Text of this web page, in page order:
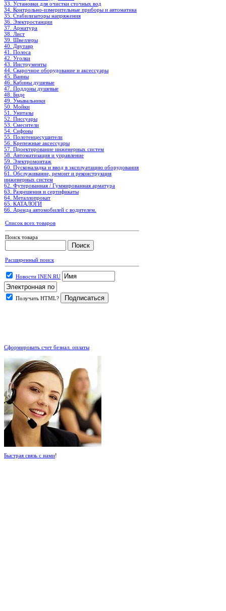
33. Установки для очистки сточных вод
34. Контрольно-измерительные приборы и автоматика
35. Стабилизаторы напряжения
36. Электростанции
37. Арматура
38. Лист
39. Швеллеры
40. Двутавр
41. Полоса
42. Уголки
43. Инструменты
44. Сварочное оборудование и аксессуары
45. Ванны
46. Кабины душевые
47. Поддоны душевые
48. Биде
49. Умывальники
50. Мойки
51. Унитазы
52. Писсуары
53. Смесители
54. Сифоны
55. Полотенцесушители
56. Крепежные аксессуары
57. Проектирование инженерных систем
58. Автоматизация и управление
59. Электромонтаж
60. Пусконаладка и ввод в эксплуатацию оборудования
61. Обслуживание, ремонт и реконструкция
инженерных систем
62. Футерованная / Гуммированная арматура
63. Разрешения и сертификаты
64. Металлопрокат
65. КАТАЛОГИ
66. Аренда автомобилей с водителем.
Список всех товаров
Поиск товара
Расширенный поиск
Новости INEN.RU
Получать HTML?
Сформировать счет безнал. оплаты
Быстрая связь с нами!